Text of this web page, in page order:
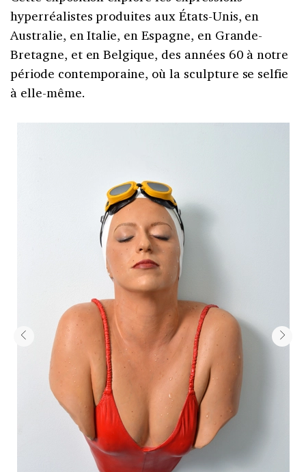
hyperréalistes produites aux États-Unis, en
Australie, en Italie, en Espagne, en Grande-
Bretagne, et en Belgique, des années 60 à notre
période contemporaine, où la sculpture se selfie
à elle-même.